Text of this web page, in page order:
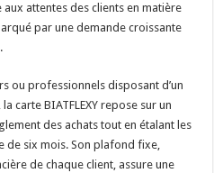
attentes des clients en matière
par une demande croissante
ou professionnels disposant d’un
carte BIATFLEXY repose sur un
des achats tout en étalant les
de six mois. Son plafond fixe,
de chaque client, assure une